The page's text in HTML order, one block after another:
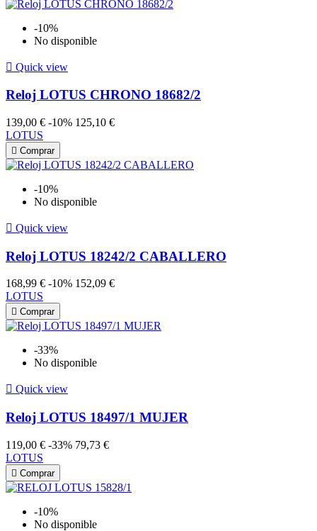
-10%
No disponible
 Quick view
Reloj LOTUS CHRONO 18682/2
139,00 € -10% 125,10 €
LOTUS
 Comprar
-10%
No disponible
 Quick view
Reloj LOTUS 18242/2 CABALLERO
168,99 € -10% 152,09 €
LOTUS
 Comprar
-33%
No disponible
 Quick view
Reloj LOTUS 18497/1 MUJER
119,00 € -33% 79,73 €
LOTUS
 Comprar
-10%
No disponible